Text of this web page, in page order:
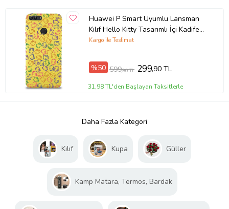
Huawei P Smart Uyumlu Lansman
Kılıf Hello Kitty Tasarımlı İçi Kadife
Kapak-Sarı (Şeffaf)
Kargo ile Teslimat
%50 599,90 TL 299,90 TL
31,98 TL'den Başlayan Taksitlerle
Daha Fazla Kategori
Kılıf Kupa Güller
Kamp Matara, Termos, Bardak